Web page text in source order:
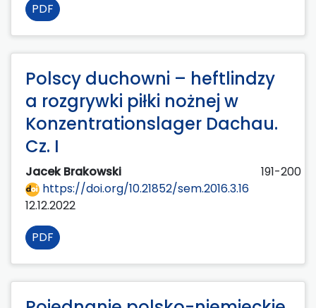
PDF
Polscy duchowni – heftlindzy
a rozgrywki piłki nożnej w
Konzentrationslager Dachau.
Cz. I
Jacek Brakowski
191-200
https://doi.org/10.21852/sem.2016.3.16
12.12.2022
PDF